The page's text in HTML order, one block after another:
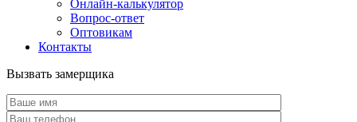
Онлайн-калькулятор
Вопрос-ответ
Оптовикам
Контакты
Вызвать замерщика